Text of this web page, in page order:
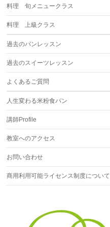
料理 旬メニュークラス
料理 上級クラス
過去のパンレッスン
過去のスイーツレッスン
よくあるご質問
人生変わる米粉食パン
講師Profile
教室へのアクセス
お問い合わせ
商用利用可能ライセンス制度について